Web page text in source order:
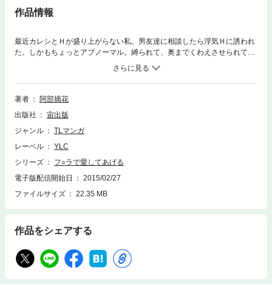
作品情報
最近カレシとＨが盛り上がらない私。男友達に相談したら浮気Ｈに誘われ
た。しかもちょっとアブノーマル。縛られて、奥までくわえさせられてイ
っちゃった。新しい性感帯でエロモードに火がついた私はもう止まらない
著者
阿部摘花
出版社
宙出版
ジャンル
TLマンガ
レーベル
YLC
シリーズ
フ○ラで愛してあげる
電子版配信開始日
2015/02/27
ファイルサイズ
22.35 MB
作品をシェアする